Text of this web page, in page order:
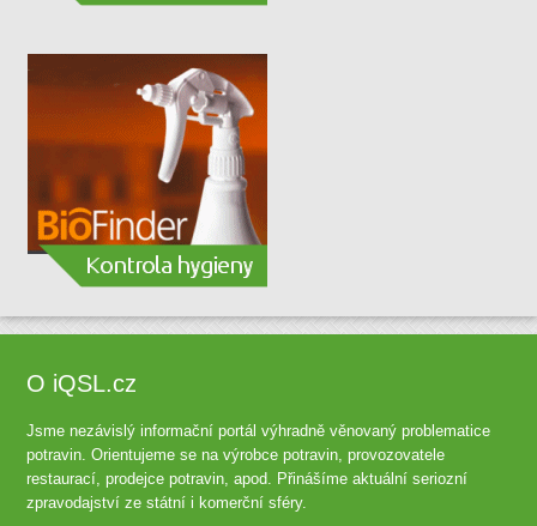
O iQSL.cz
Jsme nezávislý informační portál výhradně věnovaný problematice
potravin. Orientujeme se na výrobce potravin, provozovatele
restaurací, prodejce potravin, apod. Přinášíme aktuální seriozní
zpravodajství ze státní i komerční sféry.